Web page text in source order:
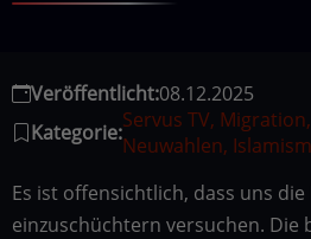
Veröffentlicht:08.12.2025
Kategorie:Servus TV,
Neuwahlen,
Es ist offensichtlich, dass uns die
einzuschüchtern versuchen. Die